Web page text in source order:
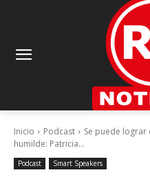
Inicio Podcast
Se puede lograr
humilde: Patricia...
Podcast Smart Speakers